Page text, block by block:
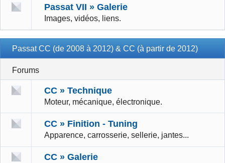
Passat VII » Galerie
Images, vidéos, liens.
Passat CC (de 2008 à 2012) & CC (à partir de 2012)
Forums
CC » Technique
Moteur, mécanique, électronique.
CC » Finition - Tuning
Apparence, carrosserie, sellerie, jantes...
CC » Galerie